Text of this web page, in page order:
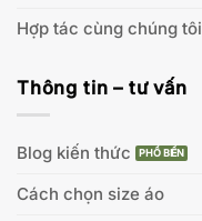
Hợp tác cùng chúng tôi
Thông tin – tư vấn
Blog kiến thức
Cách chọn size áo